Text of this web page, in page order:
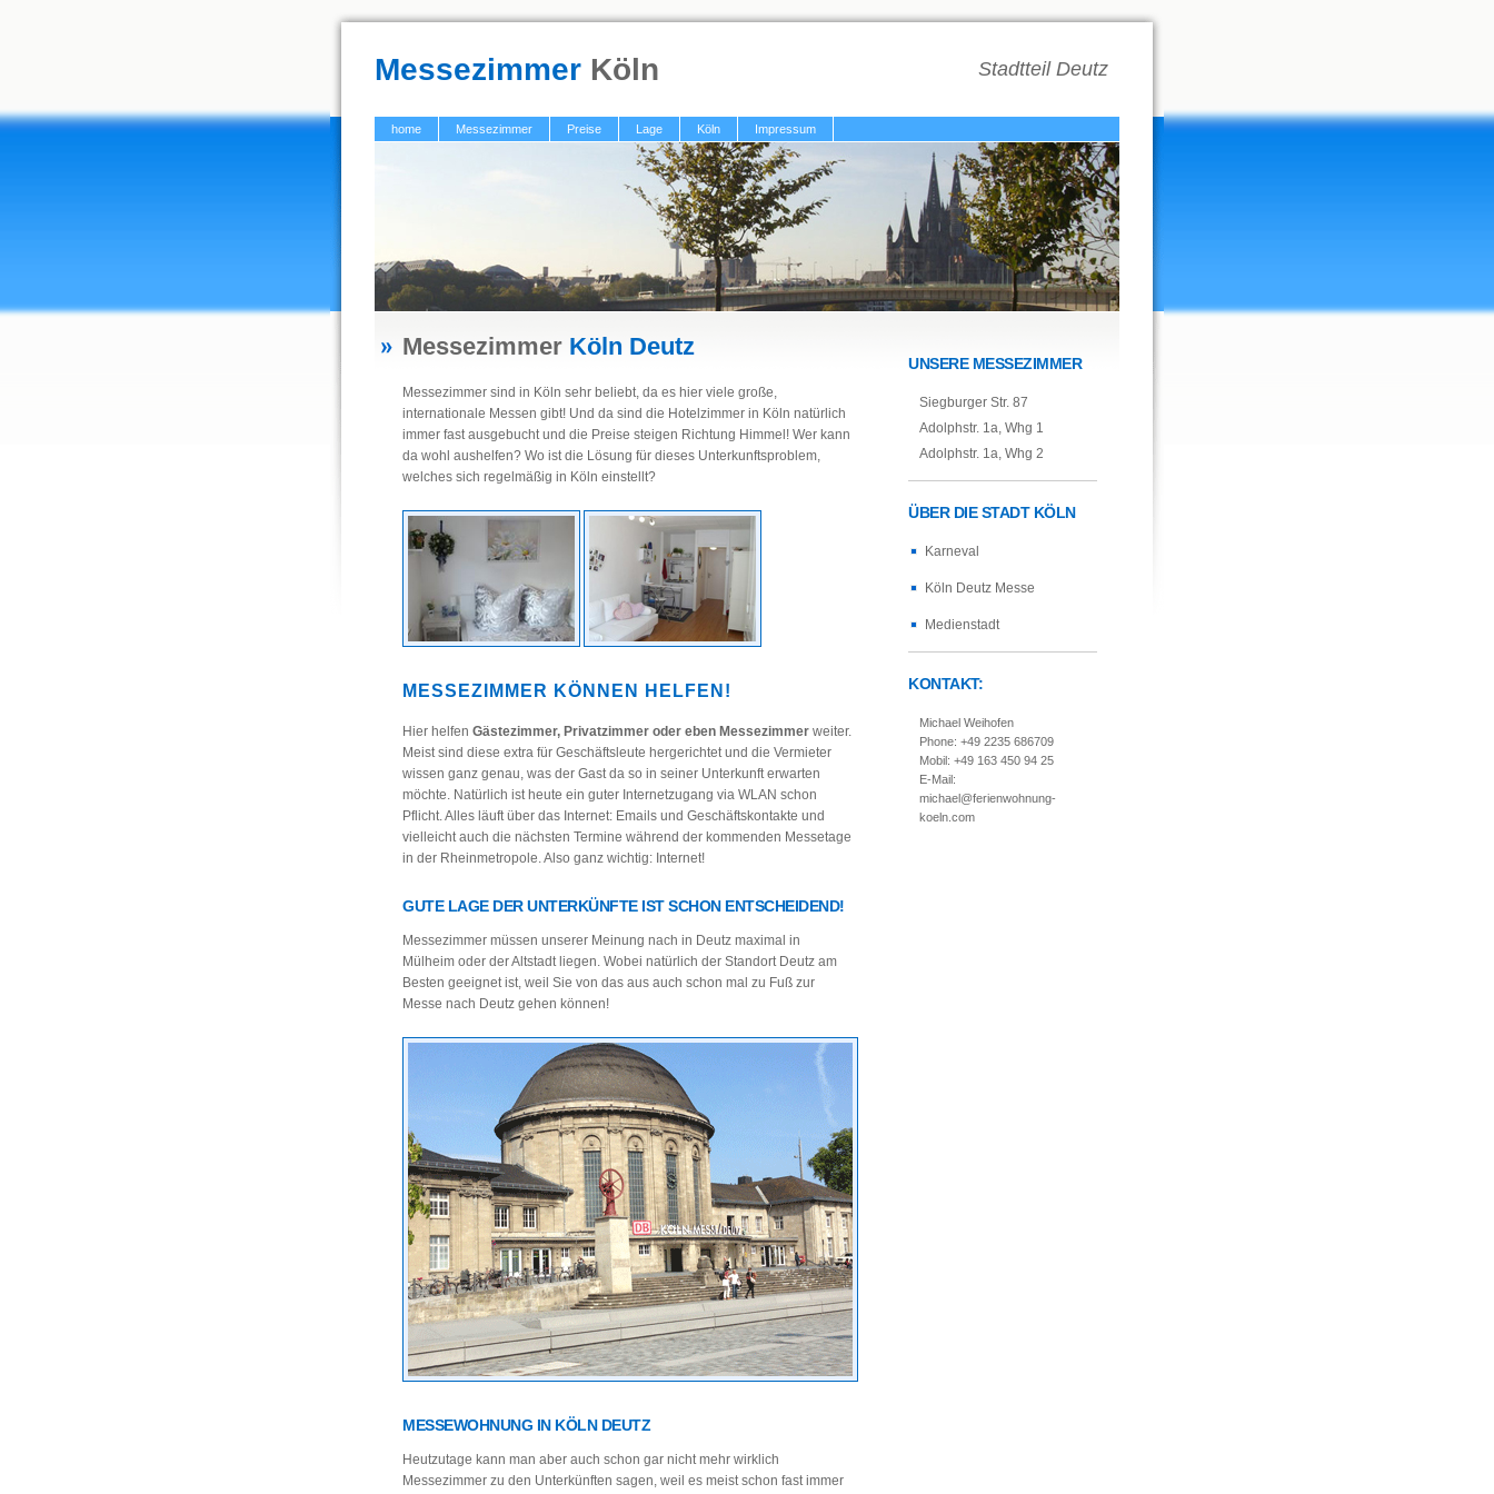
Messezimmer Köln Stadtteil Deutz
home Messezimmer Preise Lage Köln Impressum
Messezimmer Köln Deutz
Messezimmer sind in Köln sehr beliebt, da es hier viele große,
internationale Messen gibt! Und da sind die Hotelzimmer in Köln natürlich
immer fast ausgebucht und die Preise steigen Richtung Himmel! Wer kann
da wohl aushelfen? Wo ist die Lösung für dieses Unterkunftsproblem,
welches sich regelmäßig in Köln einstellt?
MESSEZIMMER KÖNNEN HELFEN!
Hier helfen Gästezimmer, Privatzimmer oder eben Messezimmer weiter.
Meist sind diese extra für Geschäftsleute hergerichtet und die Vermieter
wissen ganz genau, was der Gast da so in seiner Unterkunft erwarten
möchte. Natürlich ist heute ein guter Internetzugang via WLAN schon
Pflicht. Alles läuft über das Internet: Emails und Geschäftskontakte und
vielleicht auch die nächsten Termine während der kommenden Messetage
in der Rheinmetropole. Also ganz wichtig: Internet!
GUTE LAGE DER UNTERKÜNFTE IST SCHON ENTSCHEIDEND!
Messezimmer müssen unserer Meinung nach in Deutz maximal in
Mülheim oder der Altstadt liegen. Wobei natürlich der Standort Deutz am
Besten geeignet ist, weil Sie von das aus auch schon mal zu Fuß zur
Messe nach Deutz gehen können!
MESSEWOHNUNG IN KÖLN DEUTZ
Heutzutage kann man aber auch schon gar nicht mehr wirklich
Messezimmer zu den Unterkünften sagen, weil es meist schon fast immer
UNSERE MESSEZIMMER
Siegburger Str. 87
Adolphstr. 1a, Whg 1
Adolphstr. 1a, Whg 2
ÜBER DIE STADT KÖLN
Karneval
Köln Deutz Messe
Medienstadt
KONTAKT:
Michael Weihofen
Phone: +49 2235 686709
Mobil: +49 163 450 94 25
E-Mail:
michael@ferienwohnung-
koeln.com